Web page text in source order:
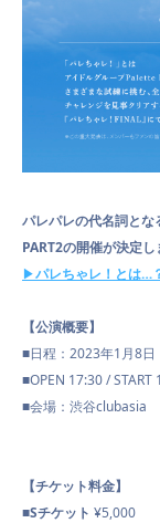
VIDEO
パレパレの代名詞とな
PART2の開催が決定し
▶︎パレちゃレ！とは…
【公演概要】
■日程：2023年1月8日
■OPEN 17:30 / START
■会場：渋谷clubasia
【チケット料金】
■Sチケット ¥5,000